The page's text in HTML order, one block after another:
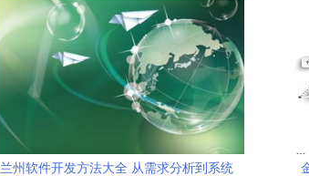
兰州软件开发方法大全 从需求分析到系统